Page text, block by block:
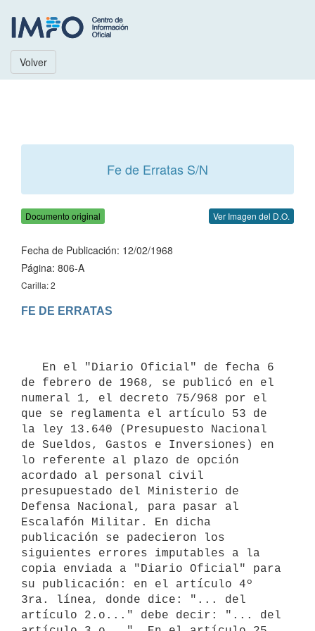
Volver
Fe de Erratas S/N
Documento original Ver Imagen del D.O.
Fecha de Publicación: 12/02/1968
Página: 806-A
Carilla: 2
FE DE ERRATAS
de febrero de 1968, se publicó en el
numeral 1, el decreto 75/968 por el
que se reglamenta el artículo 53 de
la ley 13.640 (Presupuesto Nacional
de Sueldos, Gastos e Inversiones) en
lo referente al plazo de opción
acordado al personal civil
presupuestado del Ministerio de
Defensa Nacional, para pasar al
Escalafón Militar. En dicha
publicación se padecieron los
siguientes errores imputables a la
copia enviada a "Diario Oficial" para
su publicación: en el artículo 4º
3ra. línea, donde dice: "... del
artículo 2.o..." debe decir: "... del